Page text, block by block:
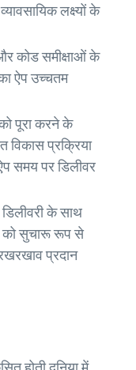
लक्ष्यों के
कोड समीक्षाओं के
ऐप उच्चतम
पूरा करने के
विकास प्रक्रिया
समय पर डिलीवर
डिलीवरी के साथ
को सुचारू रूप से
प्रदान